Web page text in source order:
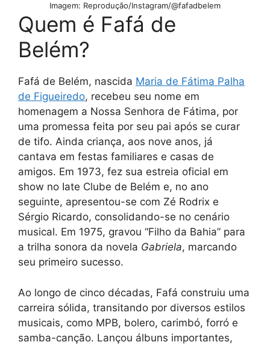
Imagem: Reprodução/Instagram/@fafadbelem
Quem é Fafá de
Belém?
Fafá de Belém, nascida Maria de Fátima Palha
de Figueiredo, recebeu seu nome em
homenagem a Nossa Senhora de Fátima, por
uma promessa feita por seu pai após se curar
de tifo. Ainda criança, aos nove anos, já
cantava em festas familiares e casas de
amigos. Em 1973, fez sua estreia oficial em
show no Iate Clube de Belém e, no ano
seguinte, apresentou-se com Zé Rodrix e
Sérgio Ricardo, consolidando-se no cenário
musical. Em 1975, gravou “Filho da Bahia” para
a trilha sonora da novela Gabriela, marcando
seu primeiro sucesso.
Ao longo de cinco décadas, Fafá construiu uma
carreira sólida, transitando por diversos estilos
musicais, como MPB, bolero, carimbó, forró e
samba-canção. Lançou álbuns importantes,